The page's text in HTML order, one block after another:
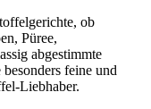
ob
Püree,
abgestimmte
feine und
Liebhaber.